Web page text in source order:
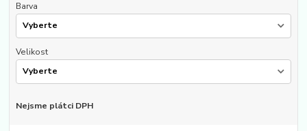
Barva
Velikost
Nejsme plátci DPH